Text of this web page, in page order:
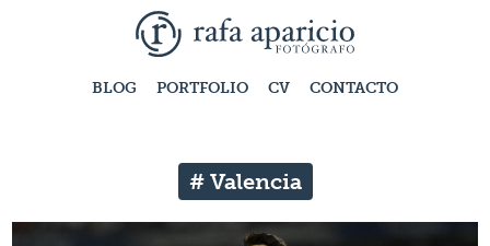
BLOG PORTFOLIO CV CONTACTO
# Valencia